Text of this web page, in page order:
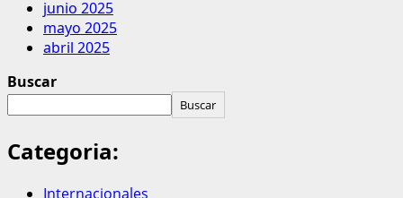
junio 2025
mayo 2025
abril 2025
Buscar
Buscar
Categoria:
Internacionales